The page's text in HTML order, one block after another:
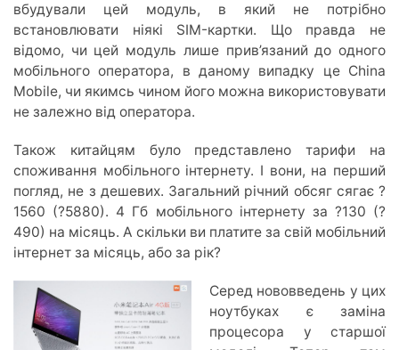
вбудували цей модуль, в який не потрібно
встановлювати ніякі SIM-картки. Що правда не
відомо, чи цей модуль лише прив’язаний до одного
мобільного оператора, в даному випадку це China
Mobile, чи якимсь чином його можна використовувати
не залежно від оператора.
Також китайцям було представлено тарифи на
споживання мобільного інтернету. І вони, на перший
погляд, не з дешевих. Загальний річний обсяг сягає ?
1560 (?5880). 4 Гб мобільного інтернету за ?130 (?
490) на місяць. А скільки ви платите за свій мобільний
інтернет за місяць, або за рік?
Серед нововведень у цих
ноутбуках є заміна
процесора у старшої